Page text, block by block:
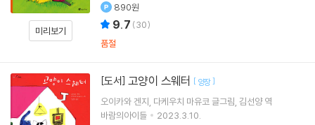
미리보기
890원
9.7 (30)
품절
[도서] 고양이 스웨터 [ 양장]
오이카와 겐지 다케우치 마유코 글그림 김선양역
바람의아이들
2023.3.10.